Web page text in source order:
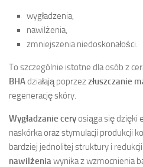
wygładzenia,
nawilżenia,
zmniejszenia niedoskonałości.
To szczególnie istotne dla osób z
BHAdziałają poprzezzłuszczanie
regenerację skóry.
Wygładzanie ceryosiąga się dzięki
naskórka oraz stymulacji produkcji
bardziej jednolitej struktury i
nawilżeniawynika z wzmocnienia